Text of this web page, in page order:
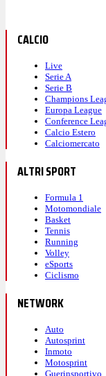
CALCIO
Live
Serie A
Serie B
Champions
Europa League
Conference
Calcio Estero
Calciomercato
ALTRI SPORT
Formula 1
Motomondiale
Basket
Tennis
Running
Volley
eSports
Ciclismo
NETWORK
Auto
Autosprint
Inmoto
Motosprint
Guerinsportivo